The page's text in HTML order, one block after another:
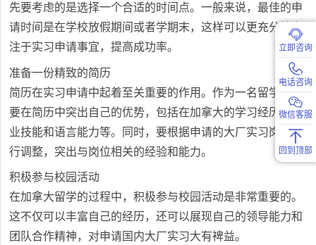
先要考虑的是选择一个合适的时间点。一般来说，最佳的申
请时间是在学校放假期间或者学期末，这样可以更充分地专
注于实习申请事宜，提高成功率。
准备一份精致的简历
简历在实习申请中起着至关重要的作用。作为一名留学生，
要在简历中突出自己的优势，包括在加拿大的学习经历、专
业技能和语言能力等。同时，要根据申请的大厂实习岗位进
行调整，突出与岗位相关的经验和能力。
积极参与校园活动
在加拿大留学的过程中，积极参与校园活动是非常重要的。
这不仅可以丰富自己的经历，还可以展现自己的领导能力和
团队合作精神，对申请国内大厂实习大有裨益。
立即咨询
电话咨询
微信客服
回到顶部